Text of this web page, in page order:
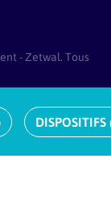
DISPOSITIFS
- Zetwal. Tous